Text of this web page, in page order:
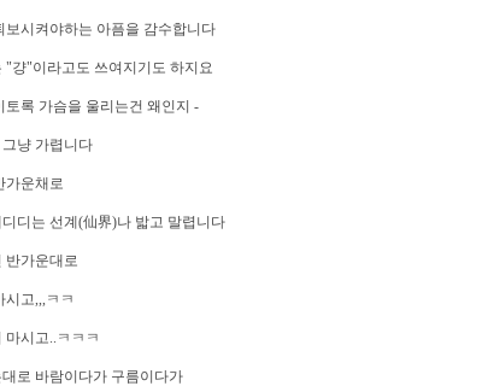
보시켜야하는 아픔을 감수합니다
"걍"이라고도 쓰여지기도 하지요
토록 가슴을 울리는건 왜인지 -
냥 가렵니다
가운채로
디는 선계(仙界)나 밟고 말렵니다
반가운대로
시고,,,ㅋㅋ
마시고..ㅋㅋㅋ
로 바람이다가 구름이다가